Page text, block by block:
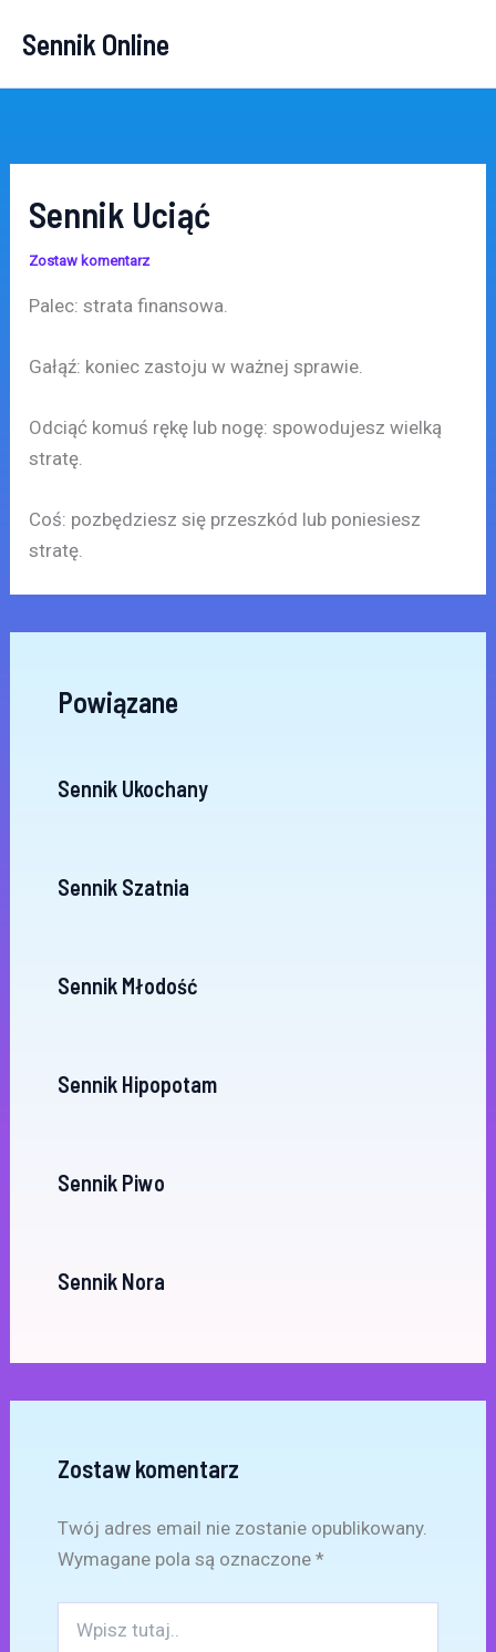
Sennik Online
Sennik Uciąć
Zostaw komentarz
Palec: strata finansowa.
Gałąź: koniec zastoju w ważnej sprawie.
Odciąć komuś rękę lub nogę: spowodujesz wielką
stratę.
Coś: pozbędziesz się przeszkód lub poniesiesz
stratę.
Powiązane
Sennik Ukochany
Sennik Szatnia
Sennik Młodość
Sennik Hipopotam
Sennik Piwo
Sennik Nora
Zostaw komentarz
Twój adres email nie zostanie opublikowany.
Wymagane pola są oznaczone *
tutaj..